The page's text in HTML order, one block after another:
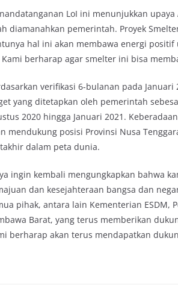
LoI ini menunjukkan
diamanahkan pemerintah. Proyek
hal ini akan membawa energi
berharap agar smelter ini bisa
verifikasi 6-bulanan pada
yang ditetapkan oleh pemerintah
2020 hingga Januari 2021.
mendukung posisi Provinsi Nusa
dalam peta dunia.
ingin kembali mengungkapkan bahwa
dan kesejahteraan bangsa dan
pihak, antara lain Kementerian ESDM,
Barat, yang terus memberikan
berharap akan terus mendapatkan